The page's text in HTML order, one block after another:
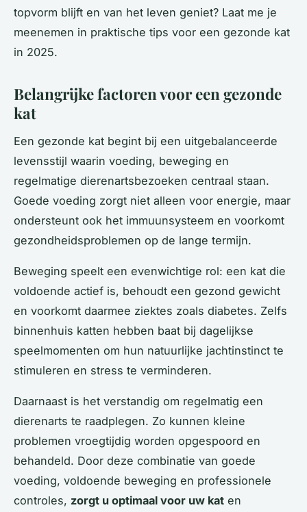
topvorm blijft en van het leven geniet? Laat me je
meenemen in praktische tips voor een gezonde kat
in 2025.
Belangrijke factoren voor een gezonde
kat
Een gezonde kat begint bij een uitgebalanceerde
levensstijl waarin voeding, beweging en
regelmatige dierenartsbezoeken centraal staan.
Goede voeding zorgt niet alleen voor energie, maar
ondersteunt ook het immuunsysteem en voorkomt
gezondheidsproblemen op de lange termijn.
Beweging speelt een evenwichtige rol: een kat die
voldoende actief is, behoudt een gezond gewicht
en voorkomt daarmee ziektes zoals diabetes. Zelfs
binnenhuis katten hebben baat bij dagelijkse
speelmomenten om hun natuurlijke jachtinstinct te
stimuleren en stress te verminderen.
Daarnaast is het verstandig om regelmatig een
dierenarts te raadplegen. Zo kunnen kleine
problemen vroegtijdig worden opgespoord en
behandeld. Door deze combinatie van goede
voeding, voldoende beweging en professionele
controles, zorgt u optimaal voor uw kat en